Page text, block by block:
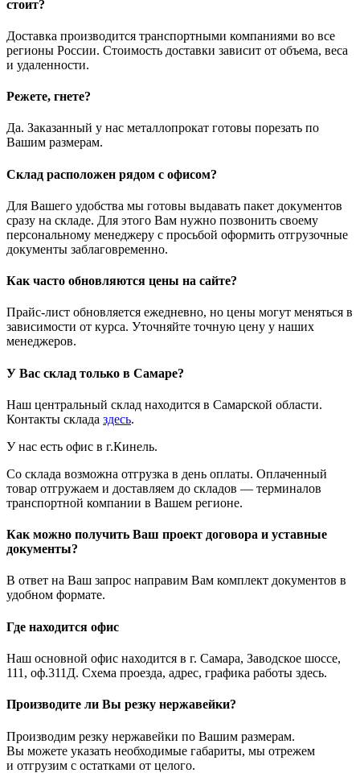
стоит?
Доставка производится транспортными компаниями во все
регионы России. Стоимость доставки зависит от объема, веса
и удаленности.
Режете, гнете?
Да. Заказанный у нас металлопрокат готовы порезать по
Вашим размерам.
Склад расположен рядом с офисом?
Для Вашего удобства мы готовы выдавать пакет документов
сразу на складе. Для этого Вам нужно позвонить своему
персональному менеджеру с просьбой оформить отгрузочные
документы заблаговременно.
Как часто обновляются цены на сайте?
Прайс-лист обновляется ежедневно, но цены могут меняться в
зависимости от курса. Уточняйте точную цену у наших
менеджеров.
У Вас склад только в Самаре?
Наш центральный склад находится в Самарской области.
Контакты склада здесь.
У нас есть офис в г.Кинель.
Со склада возможна отгрузка в день оплаты. Оплаченный
товар отгружаем и доставляем до складов — терминалов
транспортной компании в Вашем регионе.
Как можно получить Ваш проект договора и уставные
документы?
В ответ на Ваш запрос направим Вам комплект документов в
удобном формате.
Где находится офис
Наш основной офис находится в г. Самара, Заводское шоссе,
111, оф.311Д. Схема проезда, адрес, графика работы здесь.
Производите ли Вы резку нержавейки?
Производим резку нержавейки по Вашим размерам.
Вы можете указать необходимые габариты, мы отрежем
и отгрузим с остатками от целого.